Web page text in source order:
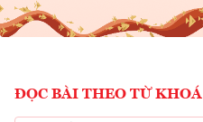
ĐỌC BÀI THEO TỪ KHOÁ